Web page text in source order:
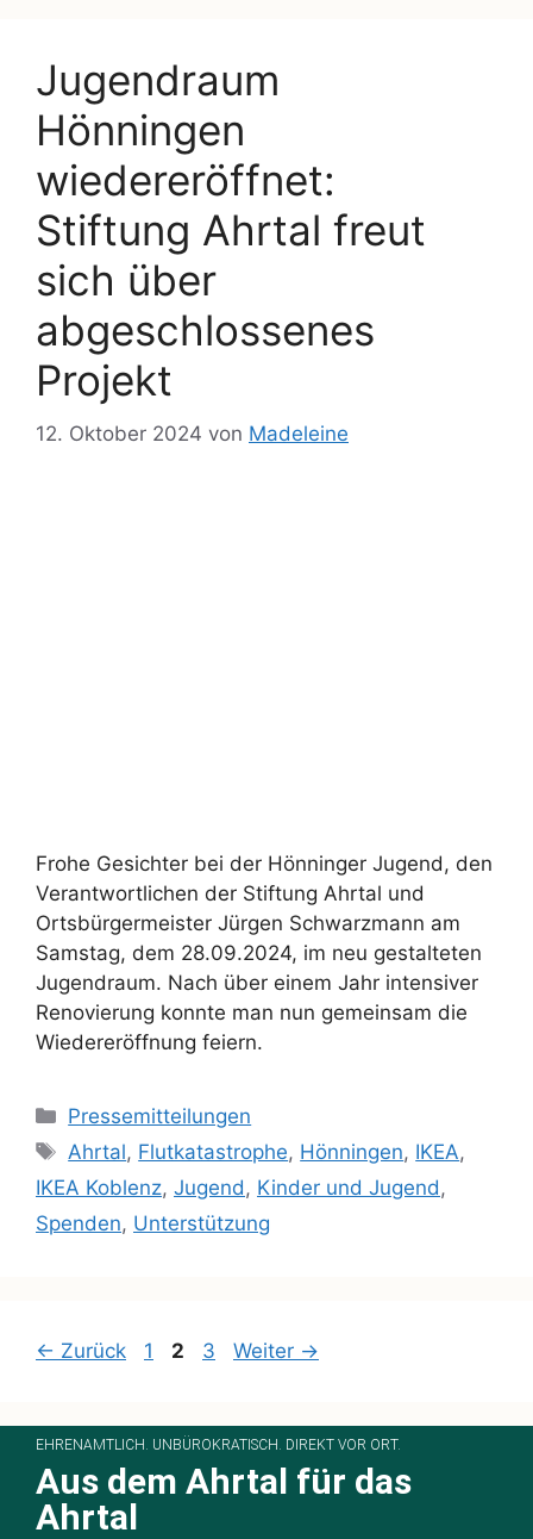
Jugendraum
Hönningen
wiedereröffnet:
Stiftung Ahrtal freut
sich über
abgeschlossenes
Projekt
12. Oktober 2024 von Madeleine
Frohe Gesichter bei der Hönninger Jugend, den
Verantwortlichen der Stiftung Ahrtal und
Ortsbürgermeister Jürgen Schwarzmann am
Samstag, dem 28.09.2024, im neu gestalteten
Jugendraum. Nach über einem Jahr intensiver
Renovierung konnte man nun gemeinsam die
Wiedereröffnung feiern.
Pressemitteilungen
Ahrtal, Flutkatastrophe, Hönningen, IKEA,
IKEA Koblenz, Jugend , Kinder und Jugend ,
Spenden, Unterstützung
← Zurück 1 2 3 Weiter →
EHRENAMTLICH. UNBÜROKRATISCH. DIREKT VOR ORT.
Aus dem Ahrtal für das
Ahrtal